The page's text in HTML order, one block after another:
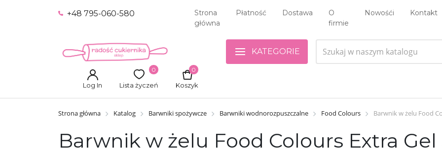
+48 795-060-580
Strona
główna
Płatność Dostawa
O
firmie
Nowośći Kontakt
Log In Lista życzeń
0
Koszyk
0
KATEGORIE
Strona główna Katalog Barwniki spożywcze Barwniki wodnorozpuszczalne Food Colours Barwnik w żelu Food
Barwnik w żelu Food Colours Extra